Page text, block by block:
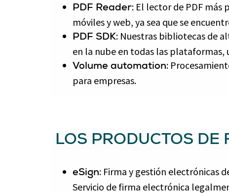
PDF Reader: El lector de PDF más
móviles y web, ya sea que se
PDF SDK: Nuestras bibliotecas de
en la nube en todas las
Volume automation:
para empresas.
LOS PRODUCTOS DE
eSign: Firma y gestión electrónicas
Servicio de firma electrónica